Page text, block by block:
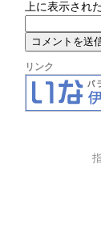
上に表示され
リンク